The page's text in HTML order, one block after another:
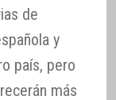
de
y
país, pero
más